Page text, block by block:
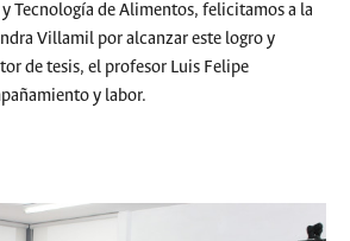
Tecnología de Alimentos, felicitamos a la
Villamil por alcanzar este logro y
de tesis, el profesor Luis Felipe
y labor.